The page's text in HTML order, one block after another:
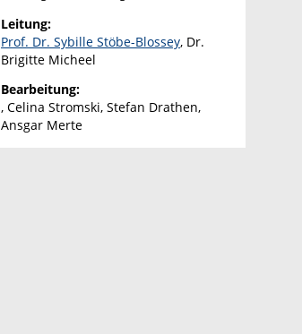
Leitung:
Prof. Dr. Sybille Stöbe-Blossey, Dr.
Brigitte Micheel
Bearbeitung:
, Celina Stromski, Stefan Drathen,
Ansgar Merte